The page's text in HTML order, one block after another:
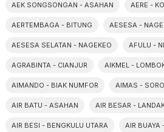
AEK SONGSONGAN - ASAHAN AERE -
AERTEMBAGA - BITUNG AESESA -
AESESA SELATAN - NAGEKEO AFULU -
AGRABINTA - CIANJUR AIKMEL -
AIMANDO - BIAK NUMFOR AIMAS -
AIR BATU - ASAHAN AIR BESAR -
AIR BESI - BENGKULU UTARA AIR BUAYA